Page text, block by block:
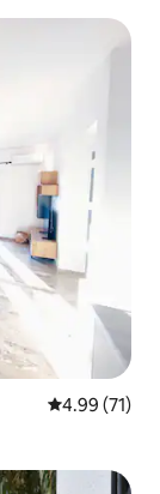
平均评分
4.99 (71)